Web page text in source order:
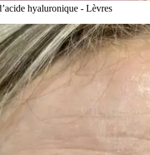
hyaluronique - Lèvres